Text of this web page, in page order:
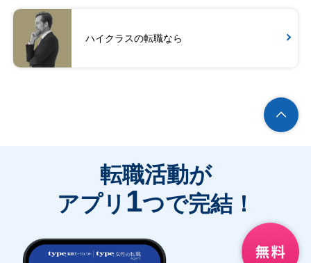
ハイクラスの転職なら
転職活動が
アプリ 1つで完結！